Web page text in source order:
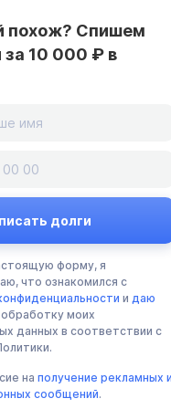
похож? Спишем
за 10 000 ₽ в
форму, я
что ознакомился с
и даю
обработку моих
данных в соответствии с
на получение рекламных
сообщений.